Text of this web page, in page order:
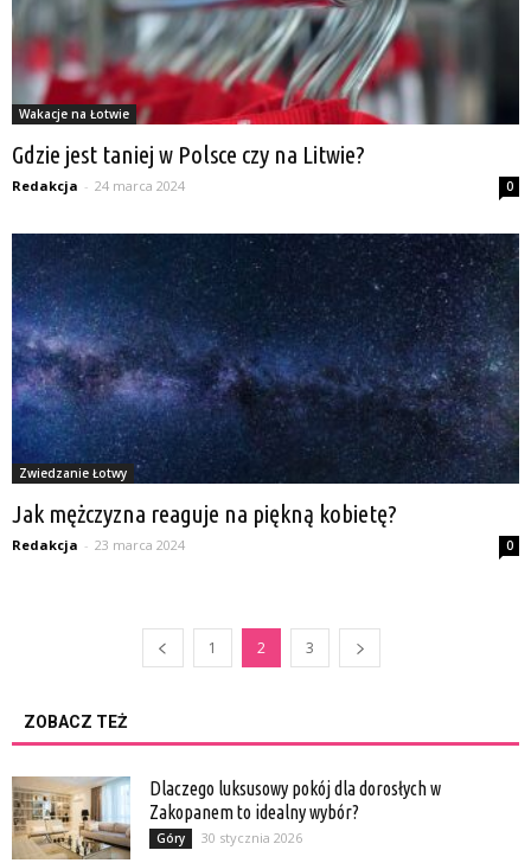
Wakacje na Łotwie
Gdzie jest taniej w Polsce czy na Litwie?
Redakcja - 24 marca 2024 0
Zwiedzanie Łotwy
Jak mężczyzna reaguje na piękną kobietę?
Redakcja - 23 marca 2024 0
1 2 3
ZOBACZ TEŻ
Dlaczego luksusowy pokój dla dorosłych w
Zakopanem to idealny wybór?
Góry 30 stycznia 2026